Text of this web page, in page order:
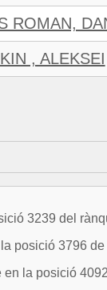
ROMAN,
, ALEKSEI
3239 del
posició 3796
en la posició